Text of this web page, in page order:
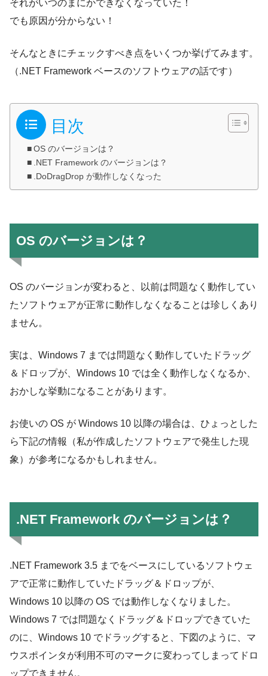
それがいつのまにかできなくなっていた！
でも原因が分からない！
そんなときにチェックすべき点をいくつか挙げてみます。
（.NET Framework ベースのソフトウェアの話です）
目次
OS のバージョンは？
.NET Framework のバージョンは？
.DoDragDrop が動作しなくなった
OS のバージョンは？
OS のバージョンが変わると、以前は問題なく動作してい
たソフトウェアが正常に動作しなくなることは珍しくあり
ません。
実は、Windows 7 までは問題なく動作していたドラッグ
＆ドロップが、Windows 10 では全く動作しなくなるか、
おかしな挙動になることがあります。
お使いの OS が Windows 10 以降の場合は、ひょっとした
ら下記の情報（私が作成したソフトウェアで発生した現
象）が参考になるかもしれません。
.NET Framework のバージョンは？
.NET Framework 3.5 までをベースにしているソフトウェ
アで正常に動作していたドラッグ＆ドロップが、
Windows 10 以降の OS では動作しなくなりました。
Windows 7 では問題なくドラッグ＆ドロップできていた
のに、Windows 10 でドラッグすると、下図のように、マ
ウスポインタが利用不可のマークに変わってしまってドロ
ップできません。